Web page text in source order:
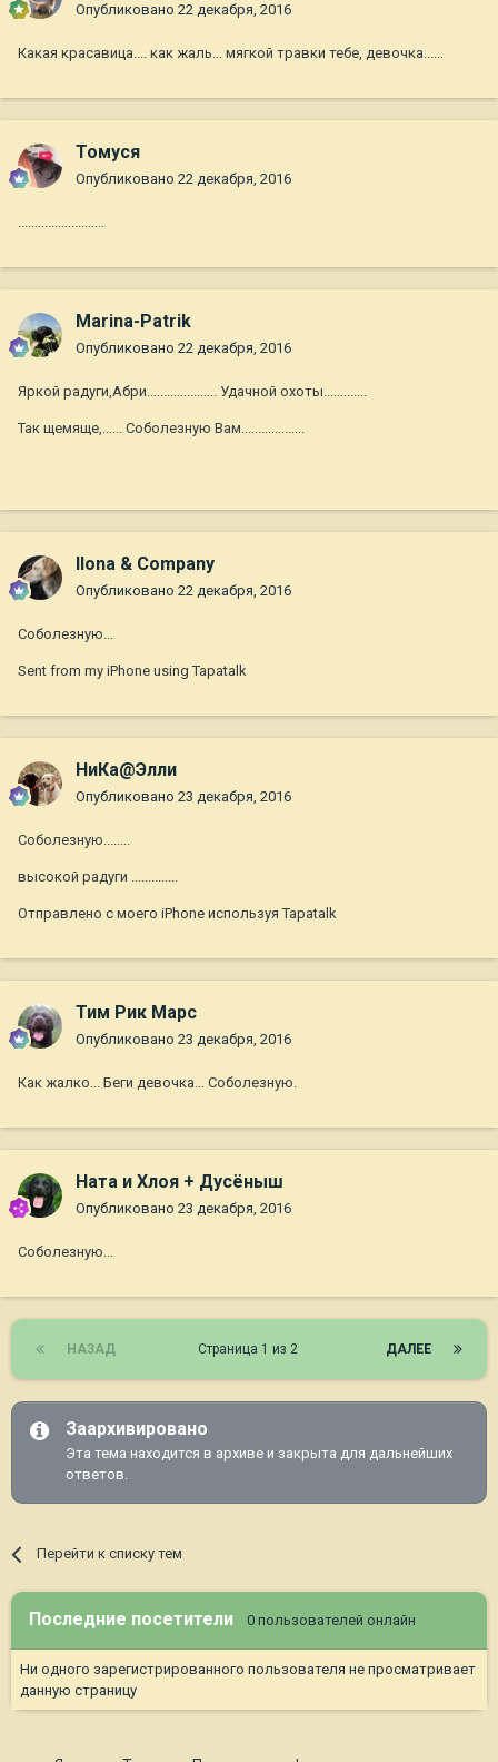
Опубликовано 22 декабря, 2016
Какая красавица.... как жаль... мягкой травки тебе, девочка......
Томуся
Опубликовано 22 декабря, 2016
..........................
Marina-Patrik
Опубликовано 22 декабря, 2016
Яркой радуги,Абри..................... Удачной охоты.............
Так щемяще,...... Соболезную Вам...................
Ilona & Company
Опубликовано 22 декабря, 2016
Соболезную...
Sent from my iPhone using Tapatalk
НиКа@Элли
Опубликовано 23 декабря, 2016
Соболезную........
высокой радуги ..............
Отправлено с моего iPhone используя Tapatalk
Тим Рик Марс
Опубликовано 23 декабря, 2016
Как жалко... Беги девочка... Соболезную.
Ната и Хлоя + Дусёныш
Опубликовано 23 декабря, 2016
Соболезную...
НАЗАД ДАЛЕЕ
Страница 1 из 2
Заархивировано
Эта тема находится в архиве и закрыта для дальнейших
ответов.
Перейти к списку тем
Последние посетители 0 пользователей онлайн
Ни одного зарегистрированного пользователя не просматривает
данную страницу